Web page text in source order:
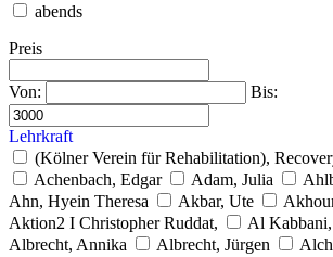
abends
Preis
Von: Bis:
Lehrkraft
(Kölner Verein für Rehabilitation),
Achenbach, Edgar
Adam, Julia
Ahn, Hyein Theresa
Akbar, Ute
Aktion2 I Christopher Ruddat,
Al
Albrecht, Annika
Albrecht, Jürgen